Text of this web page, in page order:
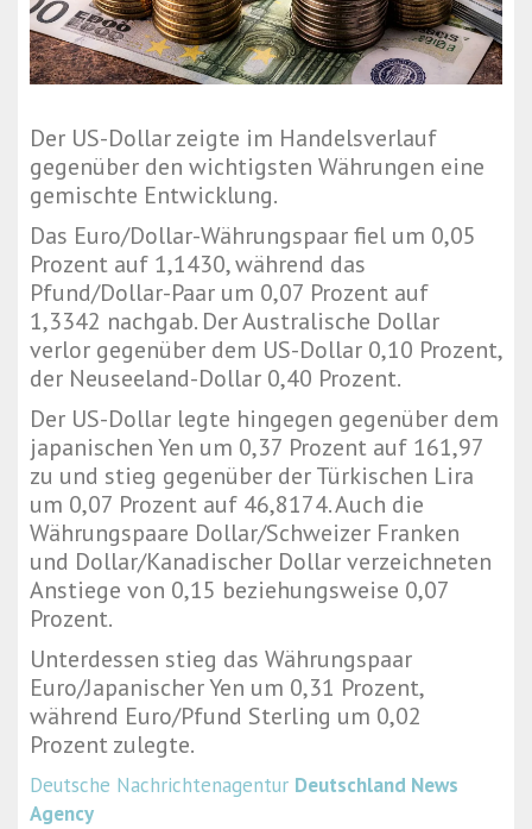
Der US-Dollar zeigte im Handelsverlauf
gegenüber den wichtigsten Währungen eine
gemischte Entwicklung.
Das Euro/Dollar-Währungspaar fiel um 0,05
Prozent auf 1,1430, während das
Pfund/Dollar-Paar um 0,07 Prozent auf
1,3342 nachgab. Der Australische Dollar
verlor gegenüber dem US-Dollar 0,10 Prozent,
der Neuseeland-Dollar 0,40 Prozent.
Der US-Dollar legte hingegen gegenüber dem
japanischen Yen um 0,37 Prozent auf 161,97
zu und stieg gegenüber der Türkischen Lira
um 0,07 Prozent auf 46,8174. Auch die
Währungspaare Dollar/Schweizer Franken
und Dollar/Kanadischer Dollar verzeichneten
Anstiege von 0,15 beziehungsweise 0,07
Prozent.
Unterdessen stieg das Währungspaar
Euro/Japanischer Yen um 0,31 Prozent,
während Euro/Pfund Sterling um 0,02
Prozent zulegte.
Deutsche Nachrichtenagentur Deutschland News
Agency